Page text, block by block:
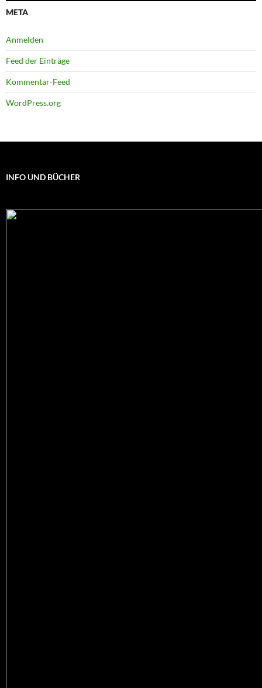
META
Anmelden
Feed der Einträge
Kommentar-Feed
WordPress.org
INFO UND BÜCHER